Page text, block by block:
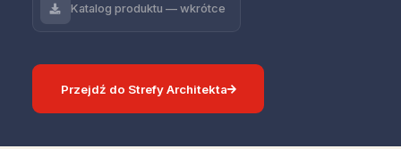
Katalog produktu — wkrótce
Przejdź do Strefy Architekta